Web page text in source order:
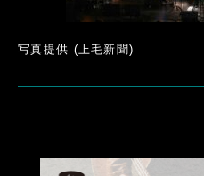
写真提供 (上毛新聞)